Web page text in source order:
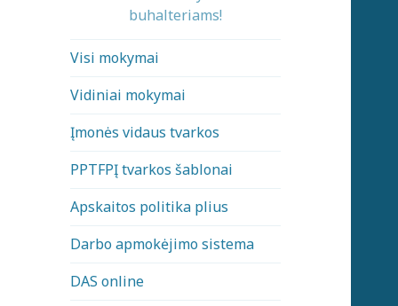
buhalteriams!
Visi mokymai
Vidiniai mokymai
Įmonės vidaus tvarkos
PPTFPĮ tvarkos šablonai
Apskaitos politika plius
Darbo apmokėjimo sistema
DAS online